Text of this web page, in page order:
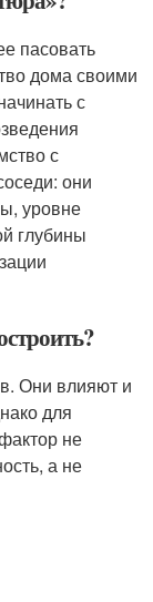
пасовать
дома своими
с
с
они
уровне
глубины
Они влияют и
для
не
а не